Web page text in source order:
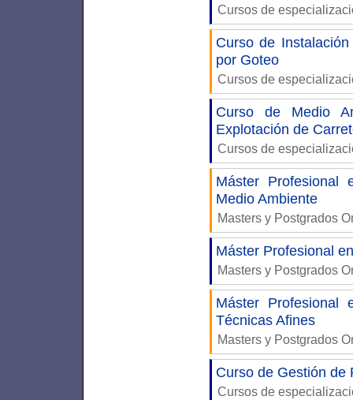
Cursos de
Curso de
por Goteo
Cursos de
Curso de Medio
Explotación de
Cursos de
Máster
Medio Ambiente
Masters y Postgrados
Máster Profesional
Masters y Postgrados
Máster Profesional
Técnicas Afines
Masters y Postgrados
Curso de Gestión de
Cursos de